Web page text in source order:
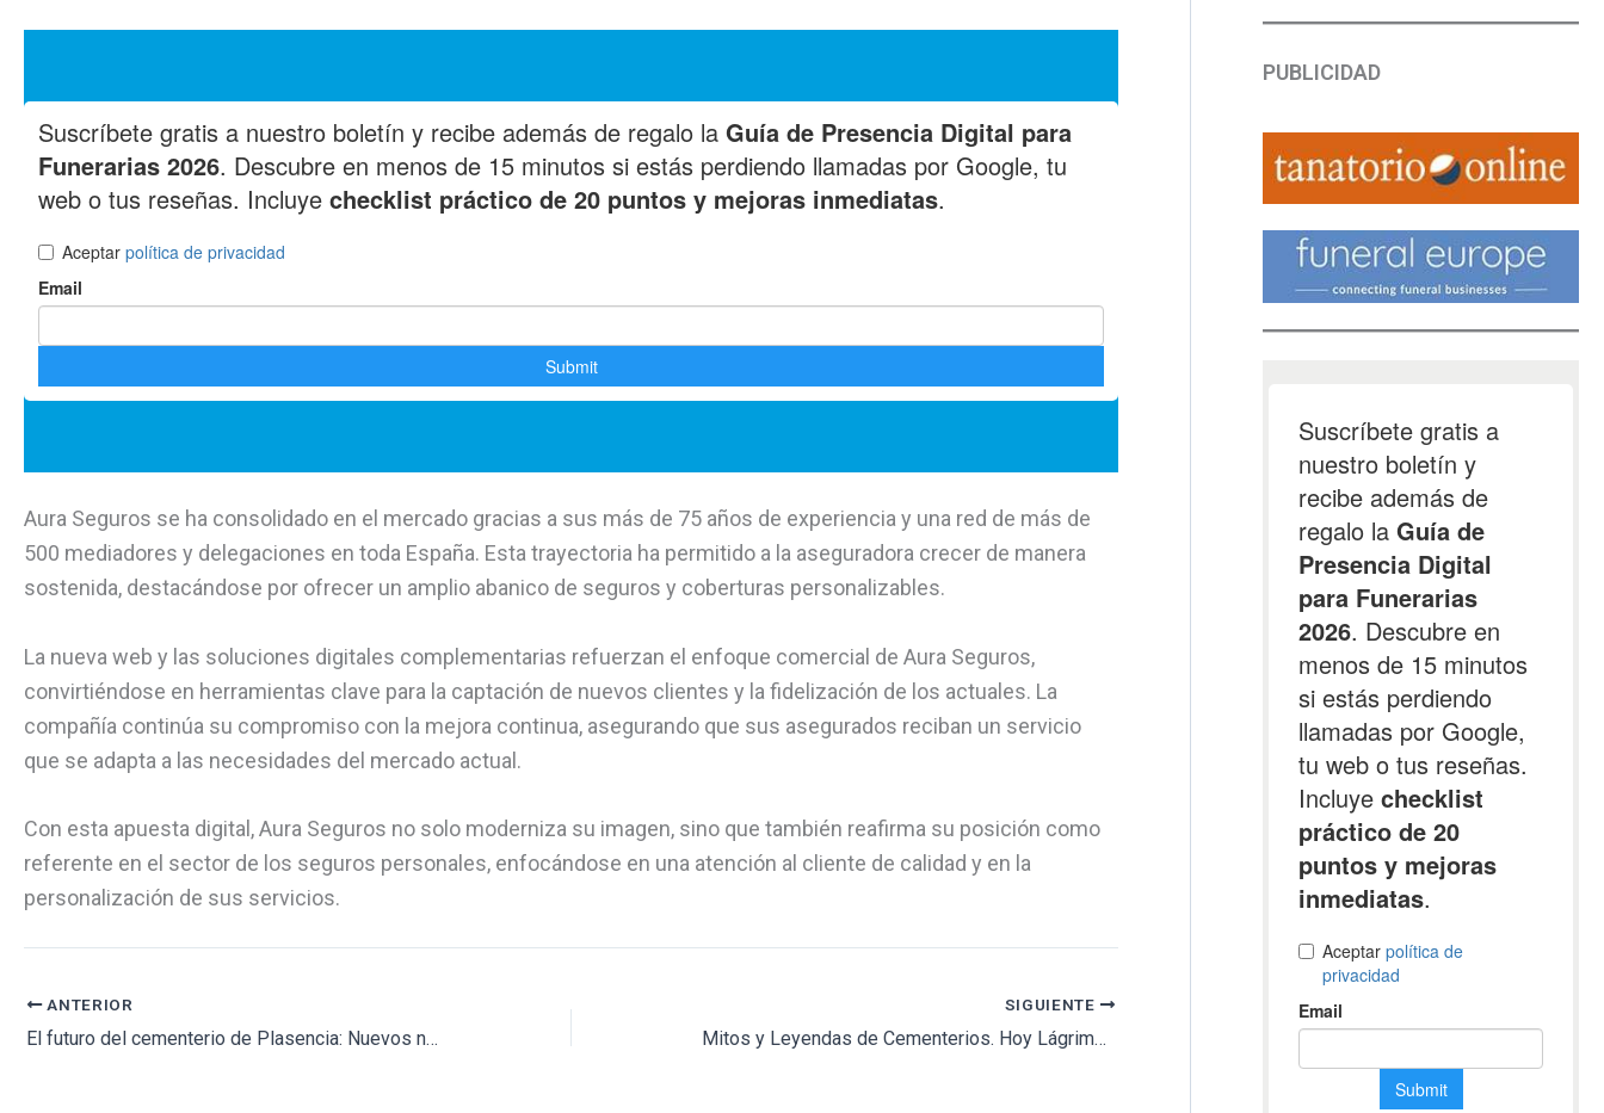
Aura Seguros se ha consolidado en el mercado gracias a sus más de 75 años de experiencia y una red de más de
500 mediadores y delegaciones en toda España. Esta trayectoria ha permitido a la aseguradora crecer de manera
sostenida, destacándose por ofrecer un amplio abanico de seguros y coberturas personalizables.
La nueva web y las soluciones digitales complementarias refuerzan el enfoque comercial de Aura Seguros,
convirtiéndose en herramientas clave para la captación de nuevos clientes y la fidelización de los actuales. La
compañía continúa su compromiso con la mejora continua, asegurando que sus asegurados reciban un servicio
que se adapta a las necesidades del mercado actual.
Con esta apuesta digital, Aura Seguros no solo moderniza su imagen, sino que también reafirma su posición como
referente en el sector de los seguros personales, enfocándose en una atención al cliente de calidad y en la
personalización de sus servicios.
ANTERIOR
El futuro del cementerio de Plasencia: Nuevos nichos y mejoras pendientes
SIGUIENTE
Mitos y Leyendas de Cementerios. Hoy Lágrimas de Eternidad en la Capilla Verde
PUBLICIDAD